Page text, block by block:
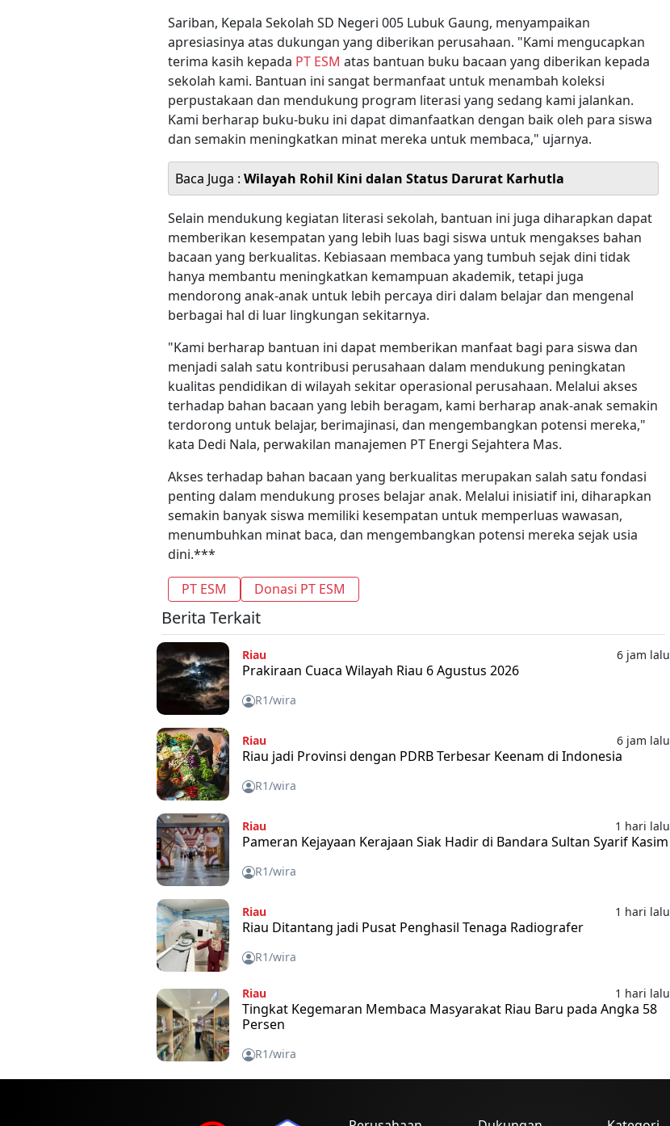
Sariban, Kepala Sekolah SD Negeri 005 Lubuk Gaung, menyampaikan
apresiasinya atas dukungan yang diberikan perusahaan. "Kami mengucapkan
terima kasih kepada PT ESM atas bantuan buku bacaan yang diberikan kepada
sekolah kami. Bantuan ini sangat bermanfaat untuk menambah koleksi
perpustakaan dan mendukung program literasi yang sedang kami jalankan.
Kami berharap buku-buku ini dapat dimanfaatkan dengan baik oleh para siswa
dan semakin meningkatkan minat mereka untuk membaca," ujarnya.
Baca Juga : Wilayah Rohil Kini dalan Status Darurat Karhutla
Selain mendukung kegiatan literasi sekolah, bantuan ini juga diharapkan dapat
memberikan kesempatan yang lebih luas bagi siswa untuk mengakses bahan
bacaan yang berkualitas. Kebiasaan membaca yang tumbuh sejak dini tidak
hanya membantu meningkatkan kemampuan akademik, tetapi juga
mendorong anak-anak untuk lebih percaya diri dalam belajar dan mengenal
berbagai hal di luar lingkungan sekitarnya.
"Kami berharap bantuan ini dapat memberikan manfaat bagi para siswa dan
menjadi salah satu kontribusi perusahaan dalam mendukung peningkatan
kualitas pendidikan di wilayah sekitar operasional perusahaan. Melalui akses
terhadap bahan bacaan yang lebih beragam, kami berharap anak-anak semakin
terdorong untuk belajar, berimajinasi, dan mengembangkan potensi mereka,"
kata Dedi Nala, perwakilan manajemen PT Energi Sejahtera Mas.
Akses terhadap bahan bacaan yang berkualitas merupakan salah satu fondasi
penting dalam mendukung proses belajar anak. Melalui inisiatif ini, diharapkan
semakin banyak siswa memiliki kesempatan untuk memperluas wawasan,
menumbuhkan minat baca, dan mengembangkan potensi mereka sejak usia
dini.***
PT ESM
Donasi PT ESM
Berita Terkait
Riau 6 jam lalu
Prakiraan Cuaca Wilayah Riau 6 Agustus 2026
R1/wira
Riau 6 jam lalu
Riau jadi Provinsi dengan PDRB Terbesar Keenam di Indonesia
R1/wira
Riau 1 hari lalu
Pameran Kejayaan Kerajaan Siak Hadir di Bandara Sultan Syarif Kasim
R1/wira
Riau 1 hari lalu
Riau Ditantang jadi Pusat Penghasil Tenaga Radiografer
R1/wira
Riau 1 hari lalu
Tingkat Kegemaran Membaca Masyarakat Riau Baru pada Angka 58
Persen
R1/wira